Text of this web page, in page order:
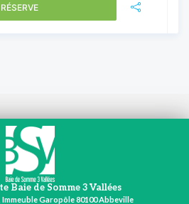
Baie de Somme 3 Vallées
Immeuble Garopôle 80100 Abbeville